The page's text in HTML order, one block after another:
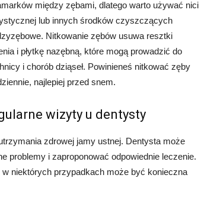
między zębami, dlatego warto używać nici
lub innych środków czyszczących
Nitkowanie zębów usuwa resztki
i płytkę nazębną, które mogą prowadzić do
i chorób dziąseł. Powinieneś nitkować zęby
najlepiej przed snem.
wizyty u dentysty
zdrowej jamy ustnej. Dentysta może
problemy i zaproponować odpowiednie leczenie.
niektórych przypadkach może być konieczna